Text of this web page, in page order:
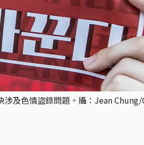
及色情盜錄問題。攝：Jean